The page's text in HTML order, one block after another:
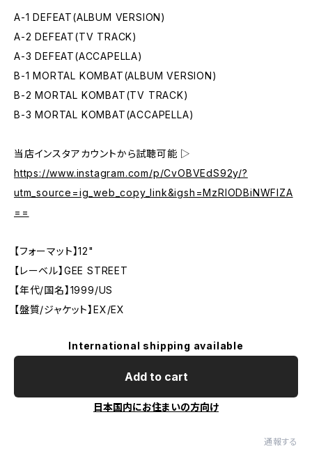
A-1 DEFEAT(ALBUM VERSION)
A-2 DEFEAT(TV TRACK)
A-3 DEFEAT(ACCAPELLA)
B-1 MORTAL KOMBAT(ALBUM VERSION)
B-2 MORTAL KOMBAT(TV TRACK)
B-3 MORTAL KOMBAT(ACCAPELLA)
当店インスタアカウントから試聴可能 ▷
https://www.instagram.com/p/CvOBVEdS92y/?
utm_source=ig_web_copy_link&igsh=MzRlODBiNWFlZA
==
【フォーマット】12"
【レーベル】GEE STREET
【年代/国名】1999/US
【盤質/ジャケット】EX/EX
International shipping available
Add to cart
日本国内にお住まいの方向け
通報する